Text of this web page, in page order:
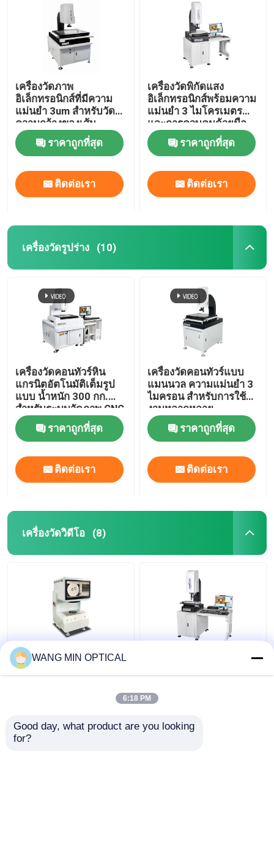
เครื่องวัดภาพ
อิเล็กทรอนิกส์ที่มีความ
แม่นยำ 3um สำหรับวัด
ความกว้างของเส้น
ITO/TFT และการ
ควบคุมความเร็วด้วยมือ
ราคาถูกที่สุด
ติดต่อเรา
เครื่องวัดพิกัดแสง
อิเล็กทรอนิกส์พร้อมความ
แม่นยำ 3 ไมโครเมตร
และการควบคุมด้วยมือ
สำหรับการวัดความ
แม่นยำ ราคาถูกที่สุด
ติดต่อเรา
เครื่องวัดรูปร่าง (10)
เครื่องวัดคอนทัวร์หิน
แกรนิตอัตโนมัติเต็มรูป
แบบ น้ำหนัก 300 กก.
สำหรับระบบวัดภาพ CNC
ความแม่นยำสูง
ราคาถูกที่สุด
ติดต่อเรา
เครื่องวัดคอนทัวร์แบบ
แมนนวล ความแม่นยำ 3
ไมครอน สำหรับการใช้
งานหลากหลาย
อุตสาหกรรมในระบบวัด
2 มิติ
ราคาถูกที่สุด
ติดต่อเรา
เครื่องวัดวิดีโอ (8)
เครื่องวัดวิดีโอ
อิเล็กทรอนิกส์ 220V
มือเพื่อการสนับสนุนที่กํา
หนดเอง
WANG MIN OPTICAL
6:18 PM
Good day, what product are you looking
for?